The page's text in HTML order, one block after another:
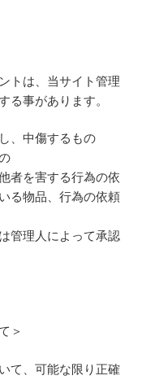
トは、当サイト管理
る事があります。
、中傷するもの
者を害する行為の依
る物品、行為の依頼
管理人によって承認
＞
て、可能な限り正確